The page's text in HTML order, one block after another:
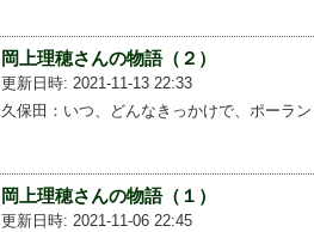
岡上理穂さんの物語（２）
更新日時: 2021-11-13 22:33
久保田：いつ、どんなきっかけで、ポーラ
岡上理穂さんの物語（１）
更新日時: 2021-11-06 22:45